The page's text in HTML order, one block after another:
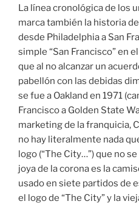
La línea cronológica de los
marca también la historia
desde Philadelphia a San
simple “San Francisco” en
que al no alcanzar un
pabellón con las debidas
se fue a Oakland en 1971
Francisco a Golden State
marketing de la franquicia,
no hay literalmente nada
logo (“The City…”) que no
joya de la corona es la
usado en siete partidos de
el logo de “The City” y la